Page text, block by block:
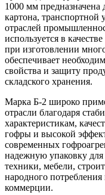
1000 мм предназначена
картона, транспортной
отраслей
используется в
при изготовлении
обеспечивает
свойства и защиту
складского хранения.
Марка Б-2 широко
отрасли благодаря
характеристикам,
гофры и высокой
современных
надежную упаковку
техники, мебели,
народного
коммерции.